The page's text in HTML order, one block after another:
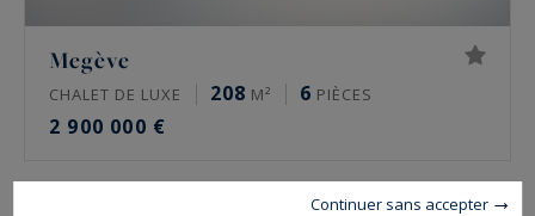
Megève
CHALET DE LUXE 208 M² 6 PIÈCES
2 900 000 €
Continuer sans accepter